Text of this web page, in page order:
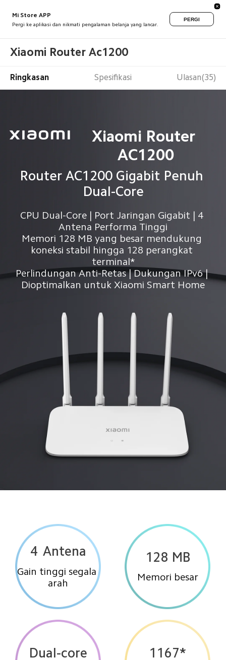
Mi Store APP
Pergi ke aplikasi dan nikmati pengalaman belanja yang lancar.
PERGI
Xiaomi Router Ac1200
Ringkasan Spesifikasi Ulasan(35)
Xiaomi Router
AC1200
Router AC1200 Gigabit Penuh
Dual-Core
CPU Dual-Core | Port Jaringan Gigabit | 4
Antena Performa Tinggi
Memori 128 MB yang besar mendukung
koneksi stabil hingga 128 perangkat
terminal*
Perlindungan Anti-Retas | Dukungan IPv6 |
Dioptimalkan untuk Xiaomi Smart Home
4 Antena
Gain tinggi segala
arah
128 MB
Memori besar
Dual-core 1167*